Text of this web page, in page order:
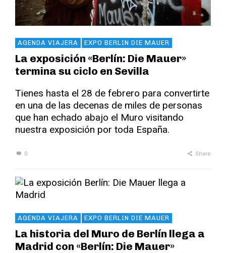
AGENDA VIAJERA EXPO BERLIN DIE MAUER
La exposición «Berlín: Die Mauer»
termina su ciclo en Sevilla
Tienes hasta el 28 de febrero para convertirte
en una de las decenas de miles de personas
que han echado abajo el Muro visitando
nuestra exposición por toda España.
0 Share
AGENDA VIAJERA EXPO BERLIN DIE MAUER
La historia del Muro de Berlín llega a
Madrid con «Berlín: Die Mauer»